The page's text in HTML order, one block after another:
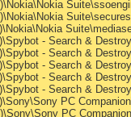
- Search &
- Search &
- Search &
- Search &
- Search &
PC
PC